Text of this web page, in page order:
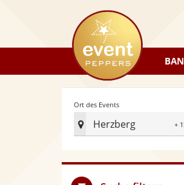
eventpeppers
Ort des Events
Herzberg
Radius